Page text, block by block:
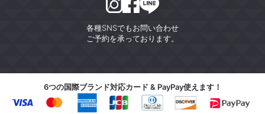
各種SNSでもお問い合わせ
ご予約を承っております。
6つの国際ブランド対応カード & PayPay使えます！